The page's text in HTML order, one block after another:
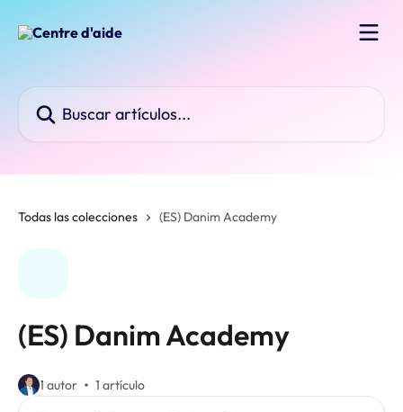
Todas las colecciones (ES) Danim Academy
(ES) Danim Academy
1 autor 1 artículo